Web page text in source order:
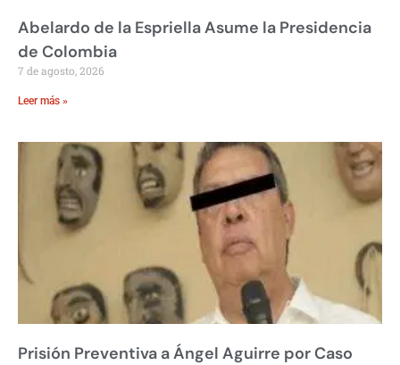
Abelardo de la Espriella Asume la Presidencia
de Colombia
7 de agosto, 2026
Leer más »
Prisión Preventiva a Ángel Aguirre por Caso